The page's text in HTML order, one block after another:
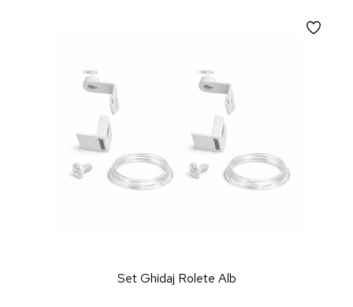
Set Ghidaj Rolete Alb